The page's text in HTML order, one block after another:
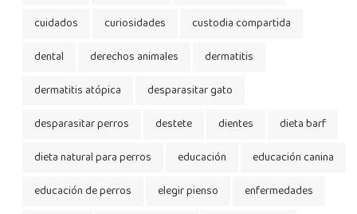
cuidados
curiosidades
custodia compartida
dental
derechos animales
dermatitis
dermatitis atópica
desparasitar gato
desparasitar perros
destete dientes
dieta barf
dieta natural para perros
educación
educación canina
educación de perros
elegir pienso
enfermedades